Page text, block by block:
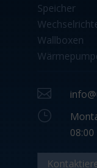
Speicher
Wallboxen

}